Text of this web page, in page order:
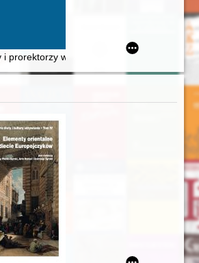
lipiec 2025
sympozjów w Elblągu i Zamościu)
i prorektorzy w 55-leciu Uniwersytetu